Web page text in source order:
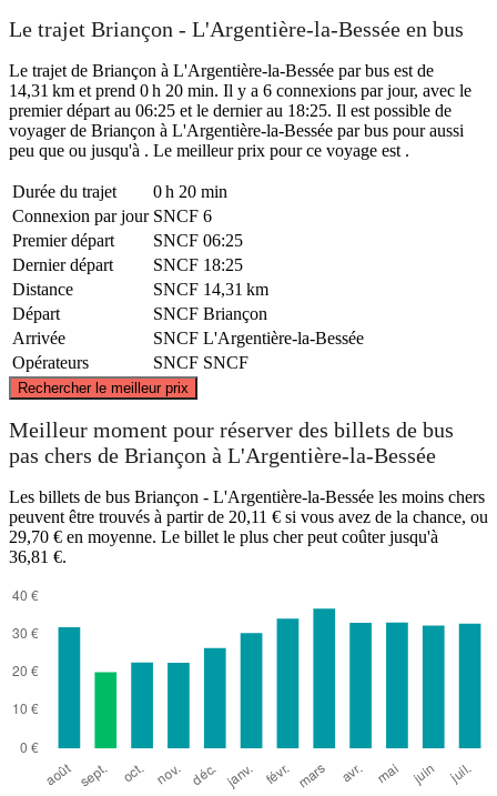
Le trajet Briançon - L'Argentière-la-Bessée en bus
Le trajet de Briançon à L'Argentière-la-Bessée par bus est de
14,31 km et prend 0 h 20 min. Il y a 6 connexions par jour, avec le
premier départ au 06:25 et le dernier au 18:25. Il est possible de
voyager de Briançon à L'Argentière-la-Bessée par bus pour aussi
peu que ou jusqu'à . Le meilleur prix pour ce voyage est .
Durée du trajet
0 h 20 min
Connexion par jour SNCF 6
Premier départ
SNCF 06:25
Dernier départ
SNCF 18:25
Distance
SNCF 14,31 km
Départ
SNCF Briançon
Arrivée
SNCF L'Argentière-la-Bessée
Opérateurs
SNCF SNCF
Rechercher le meilleur prix
Meilleur moment pour réserver des billets de bus
pas chers de Briançon à L'Argentière-la-Bessée
Les billets de bus Briançon - L'Argentière-la-Bessée les moins chers
peuvent être trouvés à partir de 20,11 € si vous avez de la chance, ou
29,70 € en moyenne. Le billet le plus cher peut coûter jusqu'à
36,81 €.